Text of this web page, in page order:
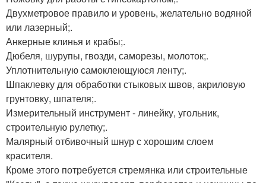
Двухметровое правило и уровень, желательно водяной
или лазерный;.
Анкерные клинья и крабы;.
Дюбеля, шурупы, гвозди, саморезы, молоток;.
Уплотнительную самоклеющуюся ленту;.
Шпаклевку для обработки стыковых швов, акриловую
грунтовку, шпателя;.
Измерительный инструмент - линейку, угольник,
строительную рулетку;.
Малярный отбивочный шнур с хорошим слоем
красителя.
Кроме этого потребуется стремянка или строительные